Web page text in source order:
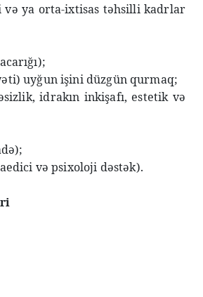
və ya orta-ixtisas təhsilli kadrlar
uyğun işini düzgün qurmaq;
idrakın inkişafı, estetik və
və psixoloji dəstək).